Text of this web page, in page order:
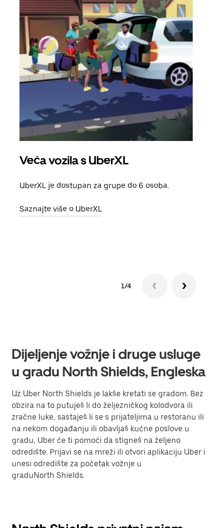
Veća vozila s UberXL
UberXL je dostupan za grupe do 6 osoba.
Saznajte više o UberXL
1/4
Dijeljenje vožnje i druge usluge
u gradu North Shields, Engleska
Uz Uber North Shields je lakše kretati se gradom. Bez
obzira na to putuješ li do željezničkog kolodvora ili
zračne luke, sastaješ li se s prijateljima u restoranu ili
na nekom događanju ili obavljaš kućne poslove u
gradu, Uber će ti pomoći da stigneš na željeno
odredište. Prijavi se na mreži ili otvori aplikaciju Uber i
unesi odredište za početak vožnje u
graduNorth Shields.